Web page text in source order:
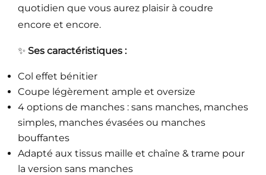
quotidien que vous aurez plaisir à coudre
encore et encore.
✨ Ses caractéristiques :
Col effet bénitier
Coupe légèrement ample et oversize
4 options de manches : sans manches, manches
simples, manches évasées ou manches
bouffantes
Adapté aux tissus maille et chaîne & trame pour
la version sans manches